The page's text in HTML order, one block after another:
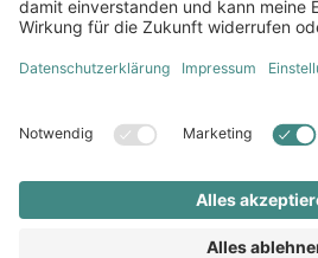
AGB Impressum